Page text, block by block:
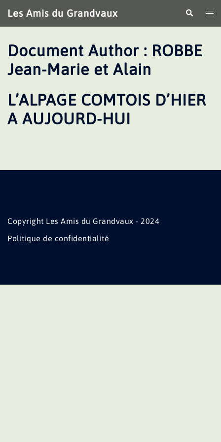
au
contenu
Les Amis du Grandvaux
le
Document Author : ROBBE
Jean-Marie et Alain
L’ALPAGE COMTOIS D’HIER
A AUJOURD-HUI
Copyright Les Amis du Grandvaux - 2024
Politique de confidentialité